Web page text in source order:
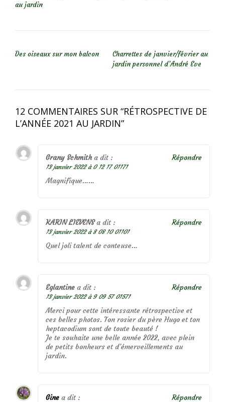
au jardin
Des oiseaux sur mon balcon
Charrettes de janvier/février au
jardin personnel d’André Eve
12 COMMENTAIRES SUR “RÉTROSPECTIVE DE
L’ANNÉE 2021 AU JARDIN”
Grany Schmith a dit :
13 janvier 2022 à 0 12 17 01171
Magnifique……
Répondre
KARIN LIEVENS a dit :
13 janvier 2022 à 8 08 10 01101
Quel joli talent de conteuse…
Répondre
Eglantine a dit :
13 janvier 2022 à 9 09 57 01571
Merci pour cette intéressante rétrospective et
ces belles photos. Ton rosier du père Hugo et ton
heptacodium sont de toute beauté !
Je te souhaite une belle année 2022, avec plein
de petits bonheurs et d’émerveillements au
jardin.
Répondre
Gine a dit : Répondre